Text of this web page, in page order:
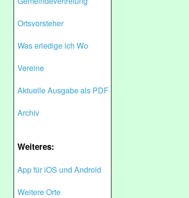
Ortsvorsteher
Was erledige ich Wo
Vereine
Aktuelle Ausgabe als PDF
Archiv
Weiteres:
App für iOS und Android
Weitere Orte